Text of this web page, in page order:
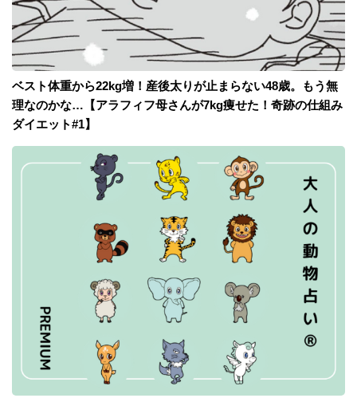
ベスト体重から22kg増！産後太りが止まらない48歳。もう無
理なのかな…【アラフィフ母さんが7kg痩せた！奇跡の仕組み
ダイエット#1】